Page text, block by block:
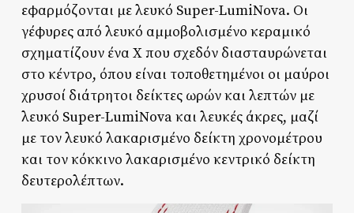
εφαρμόζονται με λευκό Super-LumiNova. Οι
γέφυρες από λευκό αμμοβολισμένο κεραμικό
σχηματίζουν ένα Χ που σχεδόν διασταυρώνεται
στο κέντρο, όπου είναι τοποθετημένοι οι μαύροι
χρυσοί διάτρητοι δείκτες ωρών και λεπτών με
λευκό Super-LumiNova και λευκές άκρες, μαζί
με τον λευκό λακαρισμένο δείκτη χρονομέτρου
και τον κόκκινο λακαρισμένο κεντρικό δείκτη
δευτερολέπτων.